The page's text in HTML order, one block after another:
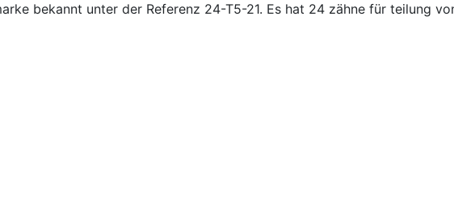
bekannt unter der Referenz 24-T5-21. Es hat 24 zähne für teilung